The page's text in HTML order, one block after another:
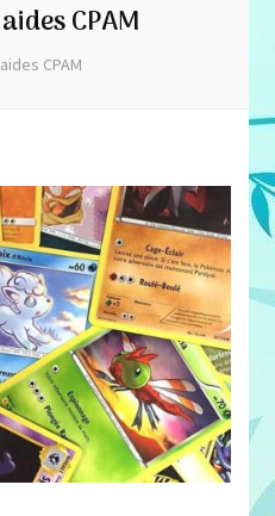
aides CPAM
aides CPAM